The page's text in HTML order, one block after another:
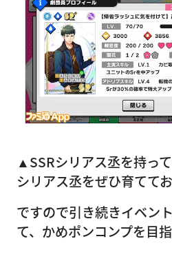
▲SSRシリアス丞を持っ
シリアス丞をぜひ育てて
ですので引き続きイベン
て、かめポンコンプを目